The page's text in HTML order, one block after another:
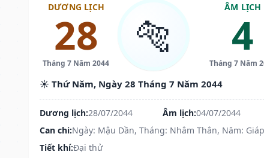
DƯƠNG LỊCH
28
Tháng 7 Năm 2044
🐅
ÂM LỊCH
4
Tháng 7 Năm
☀️ Thứ Năm, Ngày 28 Tháng 7 Năm 2044
Dương lịch:28/07/2044 Âm lịch:04/07/2044
Can chi:Ngày: Mậu Dần, Tháng: Nhâm Thân, Năm:
Tiết khí:Đại thử